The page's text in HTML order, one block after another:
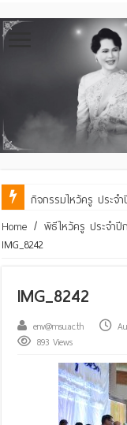
กิจกรรมไหว้ครู ประจ
คณะสิ่งแวดล้อมฯ มม
Home / พิธีไหว้ครู ประจำปี
IMG_8242
IMG_8242
env@msu.ac.th
893 Views